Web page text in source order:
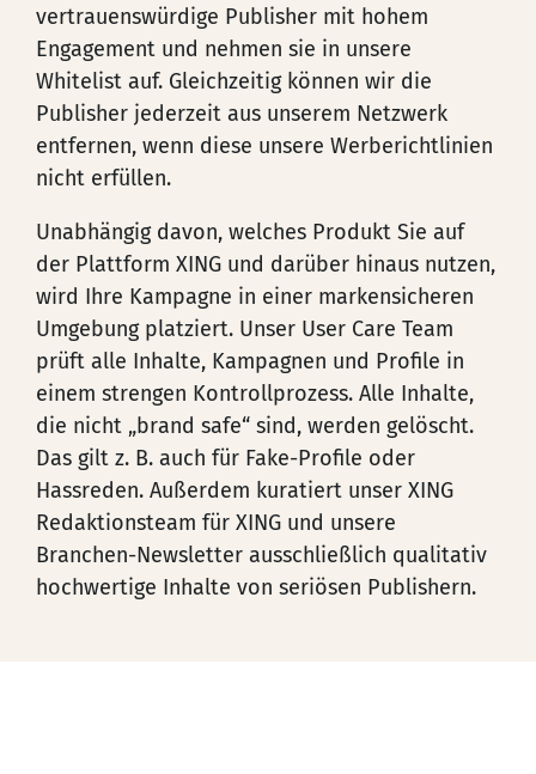
vertrauenswürdige Publisher mit hohem
Engagement und nehmen sie in unsere
Whitelist auf. Gleichzeitig können wir die
Publisher jederzeit aus unserem Netzwerk
entfernen, wenn diese unsere Werberichtlinien
nicht erfüllen.
Unabhängig davon, welches Produkt Sie auf
der Plattform XING und darüber hinaus nutzen,
wird Ihre Kampagne in einer markensicheren
Umgebung platziert. Unser User Care Team
prüft alle Inhalte, Kampagnen und Profile in
einem strengen Kontrollprozess. Alle Inhalte,
die nicht „brand safe“ sind, werden gelöscht.
Das gilt z. B. auch für Fake-Profile oder
Hassreden. Außerdem kuratiert unser XING
Redaktionsteam für XING und unsere
Branchen-Newsletter ausschließlich qualitativ
hochwertige Inhalte von seriösen Publishern.